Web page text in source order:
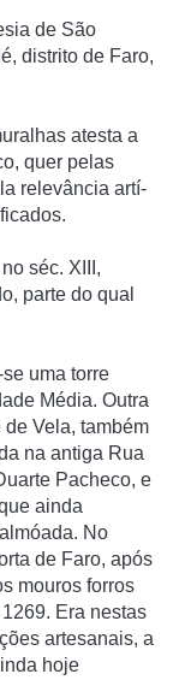
de São
distrito de Faro,
atesta a
quer pelas
relevância artí­
séc. XIII,
parte do qual
uma torre
Média. Outra
Vela, também
na antiga Rua
Pacheco, e
ainda
No
de Faro, após
mouros forros
Era nestas
artesanais, a
hoje